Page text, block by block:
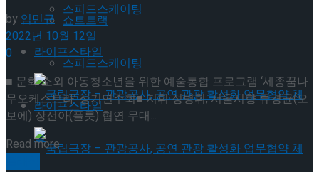
스피드스케이팅
라이프스타일
쇼트트랙
스피드스케이팅
라이프스타일
by 임민규
2022년 10월 12일
0
■ 문화 소외 아동청소년을 위한 예술통합 프로그램 ‘세종꿈나
무오케스트라’ 정기연주회■ 지휘 정병휘, 서울시향 류경균(오
보에) 장선아(플릇) 협연 무대...
Read moreDetails